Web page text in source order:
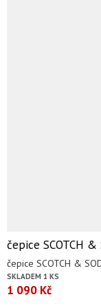
čepice SCOTCH &
čepice SCOTCH &
SKLADEM 1 KS
1 090 Kč